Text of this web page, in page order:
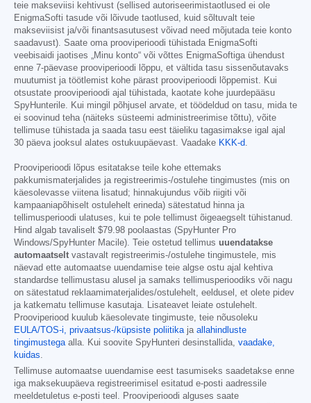
teie makseviisi kehtivust (sellised autoriseerimistaotlused ei ole
EnigmaSofti tasude või lõivude taotlused, kuid sõltuvalt teie
makseviisist ja/või finantsasutusest võivad need mõjutada teie konto
saadavust). Saate oma prooviperioodi tühistada EnigmaSofti
veebisaidi jaotises „Minu konto“ või võttes EnigmaSoftiga ühendust
enne 7-päevase prooviperioodi lõppu, et vältida tasu sissenõutavaks
muutumist ja töötlemist kohe pärast prooviperioodi lõppemist. Kui
otsustate prooviperioodi ajal tühistada, kaotate kohe juurdepääsu
SpyHunterile. Kui mingil põhjusel arvate, et töödeldud on tasu, mida te
ei soovinud teha (näiteks süsteemi administreerimise tõttu), võite
tellimuse tühistada ja saada tasu eest täieliku tagasimakse igal ajal
30 päeva jooksul alates ostukuupäevast. Vaadake KKK-d.
Prooviperioodi lõpus esitatakse teile kohe ettemaks
pakkumismaterjalides ja registreerimis-/ostulehe tingimustes (mis on
käesolevasse viitena lisatud; hinnakujundus võib riigiti või
kampaaniapõhiselt ostulehelt erineda) sätestatud hinna ja
tellimusperioodi ulatuses, kui te pole tellimust õigeaegselt tühistanud.
Hind algab tavaliselt $79.98 poolaastas (SpyHunter Pro
Windows/SpyHunter Macile). Teie ostetud tellimus uuendatakse
automaatselt vastavalt registreerimis-/ostulehe tingimustele, mis
näevad ette automaatse uuendamise teie algse ostu ajal kehtiva
standardse tellimustasu alusel ja samaks tellimusperioodiks või nagu
on sätestatud reklaamimaterjalides/ostulehelt, eeldusel, et olete pidev
ja katkematu tellimuse kasutaja. Lisateavet leiate ostulehelt.
Prooviperiood kuulub käesolevate tingimuste, teie nõusoleku
EULA/TOS-i, privaatsus-/küpsiste poliitikaja allahindluste
tingimustegaalla. Kui soovite SpyHunteri desinstallida, vaadake,
kuidas.
Tellimuse automaatse uuendamise eest tasumiseks saadetakse enne
iga maksekuupäeva registreerimisel esitatud e-posti aadressile
meeldetuletus e-posti teel. Prooviperioodi alguses saate